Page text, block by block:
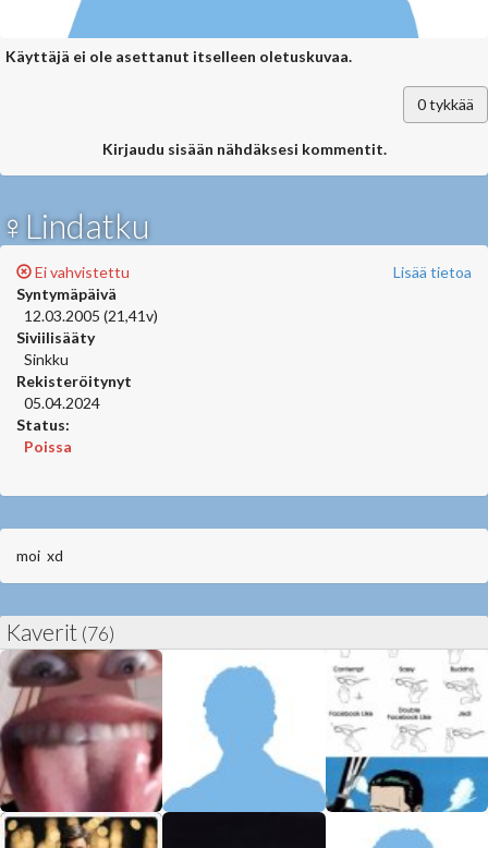
Käyttäjä ei ole asettanut itselleen oletuskuvaa.
0tykkää
Kirjaudu sisään nähdäksesi kommentit.
♀Lindatku
Lisää tietoa
Ei vahvistettu
Syntymäpäivä
12.03.2005 (21,41v)
Siviilisääty
Sinkku
Rekisteröitynyt
05.04.2024
Status:
Poissa
moi xd
Kaverit (76)